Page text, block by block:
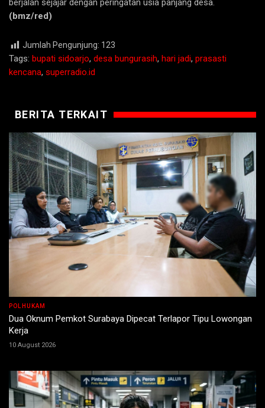
berjalan sejajar dengan peringatan usia panjang desa.
(bmz/red)
Jumlah Pengunjung: 123
Tags: bupati sidoarjo, desa bungurasih, hari jadi, prasasti
kencana, superradio.id
BERITA TERKAIT
POLHUKAM
Dua Oknum Pemkot Surabaya Dipecat Terlapor Tipu Lowongan
Kerja
10 August 2026